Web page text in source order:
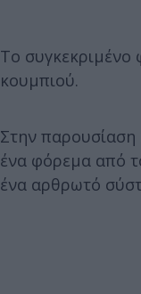
Το συγκεκριμένο
κουμπιού.
Στην παρουσίαση
ένα φόρεμα από
ένα αρθρωτό